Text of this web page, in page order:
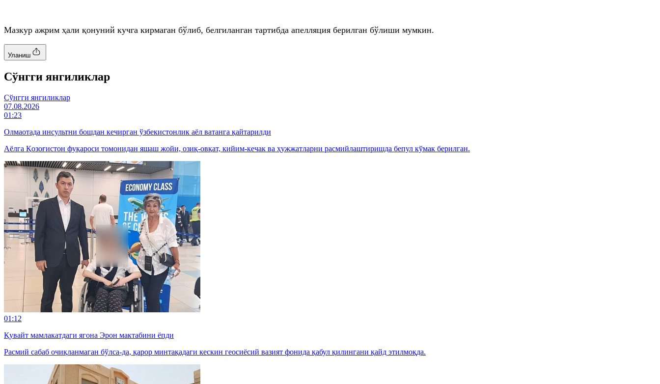
Мазкур ажрим ҳали қонуний кучга кирмаган бўлиб, белгиланган тартибда апелляция берилган бўлиши мумкин.
Уланиш
Cўнгги янгиликлар
Cўнгги янгиликлар
07.08.2026
01:23
Олмаотада инсультни бошдан кечирган ўзбекистонлик аёл ватанга қайтарилди
Аёлга Қозоғистон фуқароси томонидан яшаш жойи, озиқ-овқат, кийим-кечак ва ҳужжатларни расмийлаштиришда бепул кўмак берилган.
01:12
Қувайт мамлакатдаги ягона Эрон мактабини ёпди
Расмий сабаб очиқланмаган бўлса-да, қарор минтақадаги кескин геосиёсий вазият фонида қабул қилингани қайд этилмоқда.